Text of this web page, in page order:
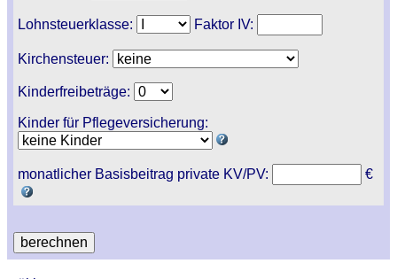
Lohnsteuerklasse: Faktor IV:
Kirchensteuer:
Kinderfreibeträge:
Kinder für Pflegeversicherung:
monatlicher Basisbeitrag private KV/PV: €